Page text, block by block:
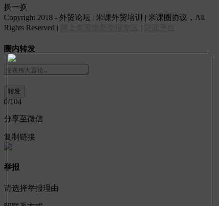
换一换
Copyright 2018 - 外贸论坛 | 米课外贸培训 | 米课圈协议，All
Rights Reserved |
|
圈内转发
0/104
分享至微信
复制链接
举报
请选择举报理由